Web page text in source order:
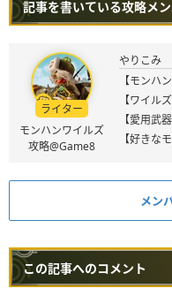
記事を書いている攻略メ
ライター
モンハンワイルズ
攻略@Game8
やりこみ
【モンハ
【ワイル
【愛用武
【好きな
メン
この記事へのコメント